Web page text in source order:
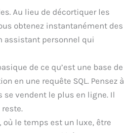
Au lieu de décortiquer les
obtenez instantanément des
assistant personnel qui
de ce qu’est une base de
en une requête SQL. Pensez à
vendent le plus en ligne. Il
le temps est un luxe, être